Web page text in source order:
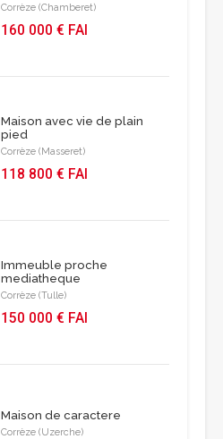
Corrèze (Chamberet)
160 000 € FAI
Maison avec vie de plain
pied
Corrèze (Masseret)
118 800 € FAI
Immeuble proche
mediatheque
Corrèze (Tulle)
150 000 € FAI
Maison de caractere
Corrèze (Uzerche)